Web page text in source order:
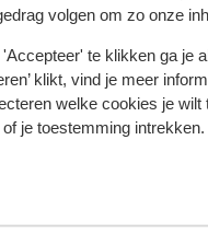
volgen om zo onze
'Accepteer' te klikken ga je
klikt, vind je meer
welke cookies je
je toestemming intrekken.
In de buurt